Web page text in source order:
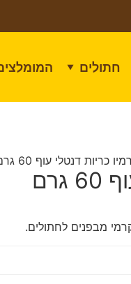
חתולים ▼
כריות דנטלי עוף 60 גרם
מבפנים לחתולים.